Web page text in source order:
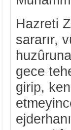
Hazreti
sararır,
gece
girip,